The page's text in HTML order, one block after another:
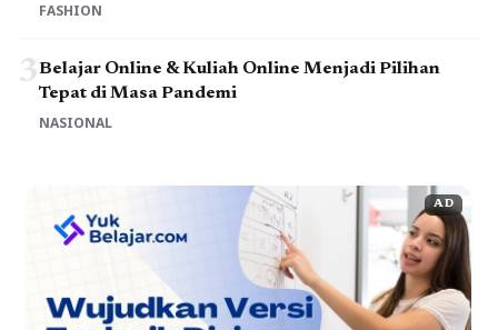
FASHION
3Belajar Online & Kuliah Online Menjadi Pilihan
Tepat di Masa Pandemi
NASIONAL
AD